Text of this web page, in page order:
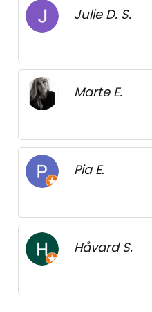
Julie D. S.
Marte E.
Pia E.
Håvard S.